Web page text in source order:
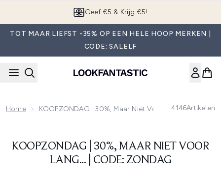
Geef €5 & Krijg €5!
TOT MAAR LIEFST -35% OP EEN HELE HOOP MERKEN |
CODE: SALELF
Home KOOPZONDAG | 30%, Maar Niet Voor Lang... | Code:
4146Artikelen
KOOPZONDAG | 30%, MAAR NIET VOOR
LANG... | CODE: ZONDAG